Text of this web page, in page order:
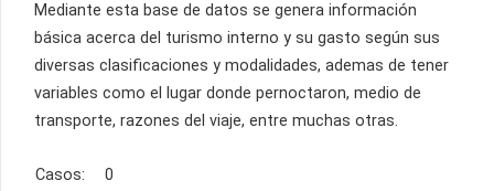
Mediante esta base de datos se genera información
básica acerca del turismo interno y su gasto según sus
diversas clasificaciones y modalidades, ademas de tener
variables como el lugar donde pernoctaron, medio de
transporte, razones del viaje, entre muchas otras.
Casos:
0